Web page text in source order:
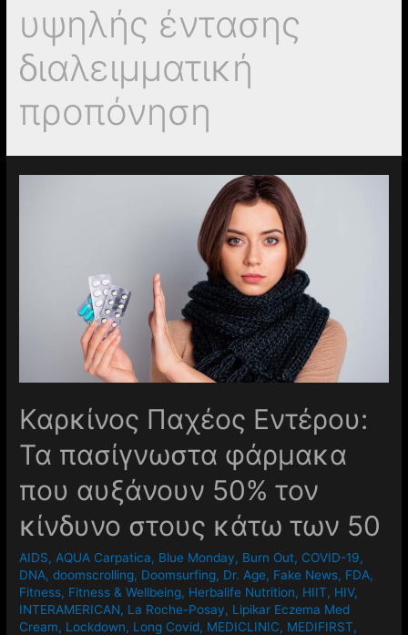
υψηλής έντασης
διαλειμματική
προπόνηση
Καρκίνος Παχέος Εντέρου:
Τα πασίγνωστα φάρμακα
που αυξάνουν 50% τον
κίνδυνο στους κάτω των 50
AIDS, AQUA Carpatica, Blue Monday, Burn Out, COVID-19,
DNA,doomscrolling, Doomsurfing, Dr. Age, Fake News, FDA,
Fitness, Fitness & Wellbeing, Herbalife Nutrition, HIIT, HIV,
INTERAMERICAN, La Roche-Posay, Lipikar Eczema Med
Cream, Lockdown, Long Covid, MEDICLINIC, MEDIFIRST,